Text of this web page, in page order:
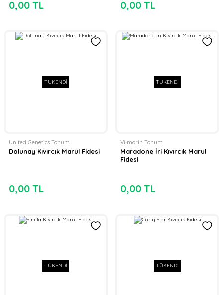
0,00 TL 0,00 TL
TÜKENDİ
United Genetics Tohum
Dolunay Kıvırcık Marul Fidesi
0,00 TL
TÜKENDİ
Vilmorin Tohum
Maradone İri Kıvırcık Marul
Fidesi
0,00 TL
TÜKENDİ TÜKENDİ